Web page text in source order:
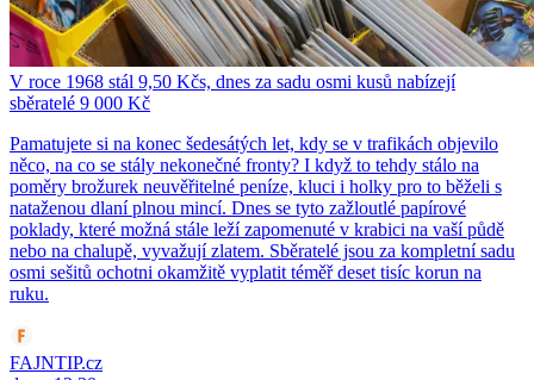
V roce 1968 stál 9,50 Kčs, dnes za sadu osmi kusů nabízejí
sběratelé 9 000 Kč
Pamatujete si na konec šedesátých let, kdy se v trafikách objevilo
něco, na co se stály nekonečné fronty? I když to tehdy stálo na
poměry brožurek neuvěřitelné peníze, kluci i holky pro to běželi s
nataženou dlaní plnou mincí. Dnes se tyto zažloutlé papírové
poklady, které možná stále leží zapomenuté v krabici na vaší půdě
nebo na chalupě, vyvažují zlatem. Sběratelé jsou za kompletní sadu
osmi sešitů ochotni okamžitě vyplatit téměř deset tisíc korun na
ruku.
FAJNTIP.cz